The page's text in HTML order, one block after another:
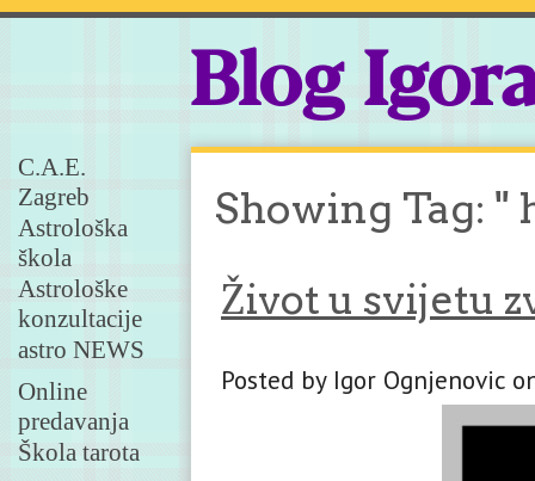
Blog
C.A.E.
Zagreb
Astrološka
škola
Astrološke
konzultacije
astro NEWS
Online
predavanja
Škola tarota
Showing Tag:
Život u svijetu
Posted by Igor Ognjenovic